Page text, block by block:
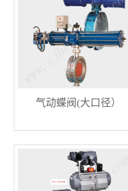
气动蝶阀(大口径）